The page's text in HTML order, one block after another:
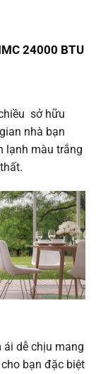
24000 BTU
sở hữu
nhà bạn
lạnh màu trắng
ái dễ chịu mang
bạn đặc biệt